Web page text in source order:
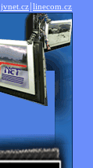
jvnet.cz|linecom.cz